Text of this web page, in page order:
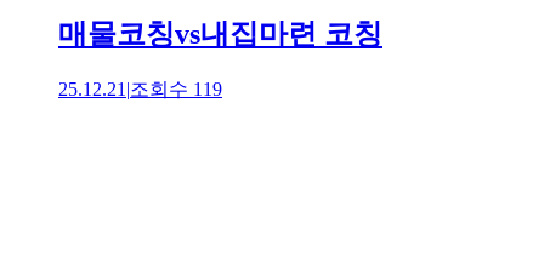
매물코칭vs내집마련 코칭
25.12.21 |조회수 119